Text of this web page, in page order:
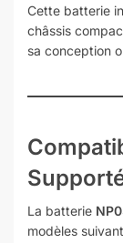
Cette batterie
châssis
sa conception
La batterie
modèles